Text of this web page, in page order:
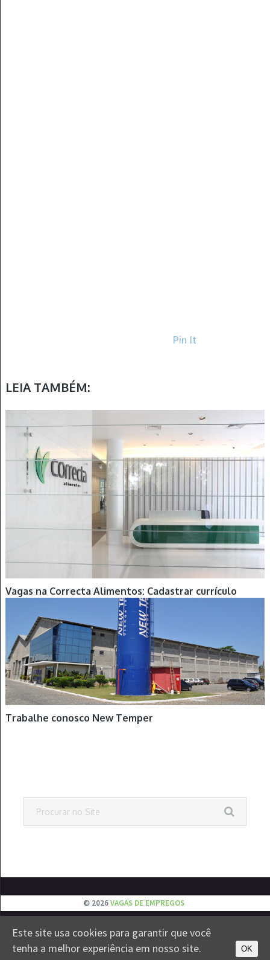
Pin It
LEIA TAMBÉM:
Vagas na Correcta Alimentos: Cadastrar currículo
Trabalhe conosco New Temper
© 2026VAGAS DE EMPREGOS
EMPREGOS JOVEM APRENDIZ ESTÁGIOS
VESTIBULAR
CONTATO
PRIVACIDADE
Este site usa cookies para garantir que você
tenha a melhor experiência em nosso site.
OK